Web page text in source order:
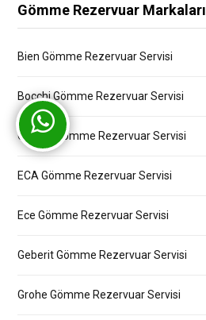
Gömme Rezervuar Markaları
Bien Gömme Rezervuar Servisi
Bocchi Gömme Rezervuar Servisi
Creavit Gömme Rezervuar Servisi
ECA Gömme Rezervuar Servisi
Ece Gömme Rezervuar Servisi
Geberit Gömme Rezervuar Servisi
Grohe Gömme Rezervuar Servisi